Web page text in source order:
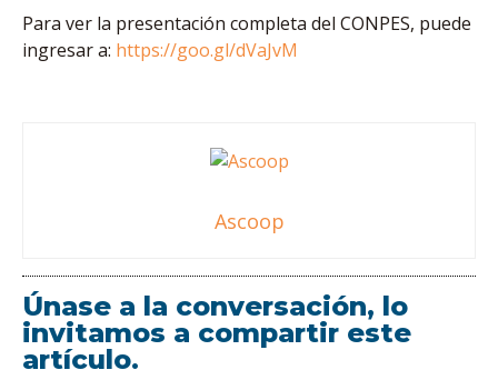
Para ver la presentación completa del CONPES, puede
ingresar a: https://goo.gl/dVaJvM
Ascoop
Únase a la conversación, lo
invitamos a compartir este
artículo.